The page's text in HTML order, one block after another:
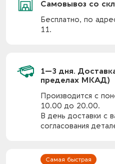
Самовывоз со
Бесплатно, по
11.
1—3 дня.
пределах МКАД)
Производится с
10.00 до 20.00.
В день доставки с
согласования